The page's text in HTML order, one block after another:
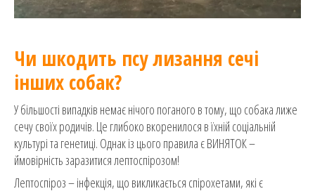
Чи шкодить псу лизання сечі
інших собак?
У більшості випадків немає нічого поганого в тому, що собака лиже
сечу своїх родичів. Це глибоко вкоренилося в їхній соціальній
культурі та генетиці. Однак із цього правила є ВИНЯТОК –
ймовірність заразитися лептоспірозом!
Лептоспіроз – інфекція, що викликається спірохетами, які є